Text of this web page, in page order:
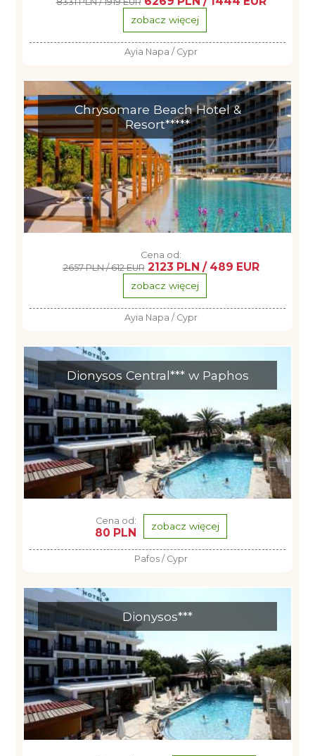
zobacz więcej
Ayia Napa / Cypr
Chrysomare Beach Hotel &
Resort*****
Cena od:
2657 PLN / 612 EUR 2123 PLN / 489 EUR
zobacz więcej
Ayia Napa / Cypr
Dionysos Central*** w Paphos
Cena od:
80 PLN zobacz więcej
Pafos / Cypr
Dionysos***